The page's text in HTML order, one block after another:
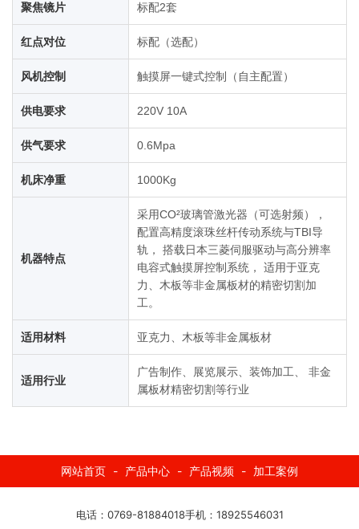
聚焦镜片 标配2套
红点对位 标配（选配）
风机控制 触摸屏一键式控制（自主配置）
供电要求 220V 10A
供气要求 0.6Mpa
机床净重 1000Kg
机器特点
采用CO²玻璃管激光器（可选射频），
配置高精度滚珠丝杆传动系统与TBI导
轨， 搭载日本三菱伺服驱动与高分辨率
电容式触摸屏控制系统， 适用于亚克
力、木板等非金属板材的精密切割加
工。
适用材料 亚克力、木板等非金属板材
适用行业
广告制作、展览展示、装饰加工、 非金
属板材精密切割等行业
网站首页 - 产品中心 - 产品视频 - 加工案例
电话： 0769-81884018手机：18925546031